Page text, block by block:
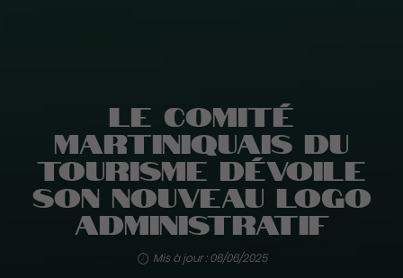
Le Comité
Martiniquais du
Tourisme dévoile
son nouveau logo
administratif
Mis à jour : 06/06/2025